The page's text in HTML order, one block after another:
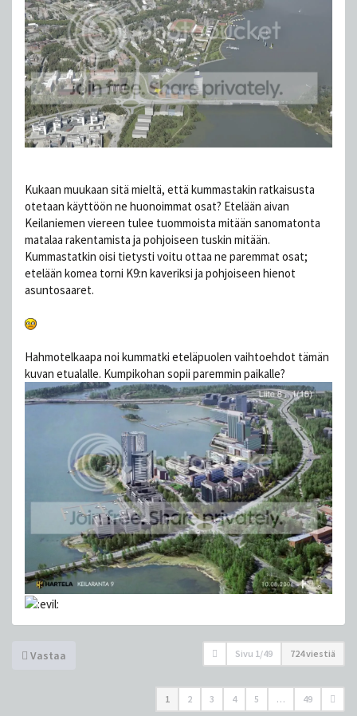
Kukaan muukaan sitä mieltä, että kummastakin ratkaisusta
otetaan käyttöön ne huonoimmat osat? Etelään aivan
Keilaniemen viereen tulee tuommoista mitään sanomatonta
matalaa rakentamista ja pohjoiseen tuskin mitään.
Kummastatkin oisi tietysti voitu ottaa ne paremmat osat;
etelään komea torni K9:n kaveriksi ja pohjoiseen hienot
asuntosaaret.
Hahmotelkaapa noi kummatki eteläpuolen vaihtoehdot tämän
kuvan etualalle. Kumpikohan sopii paremmin paikalle?
Vastaa Sivu 1 /49 724 viestiä
1 2 3 4 5 … 49